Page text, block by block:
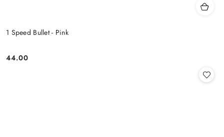
1 Speed Bullet - Pink
Cena:
44.00